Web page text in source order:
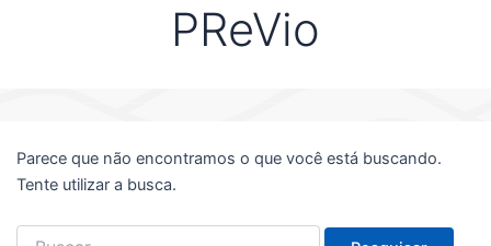
PReVio
Parece que não encontramos o que você está buscando.
Tente utilizar a busca.
Pesquisar